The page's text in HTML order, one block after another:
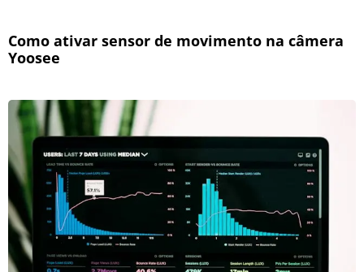
Como ativar sensor de movimento na câmera
Yoosee